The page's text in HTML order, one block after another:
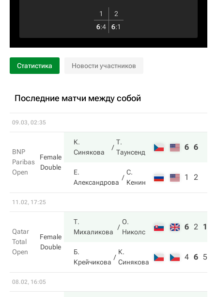
1
2
6:4 6:1
Статистика Новости участников
Последние матчи между собой
09.03, 02:35
BNP
Paribas
Open
Female
Double
К.
Синякова
Т.
Таунсенд
6 6
Е.
Александрова
С.
Кенин
1 2
11.02, 17:25
Qatar
Total
Open
Female
Double
Т.
Михаликова
О.
Николс
6 2 10
Б.
Крейчикова
К.
Синякова
4 6 5
08.02, 16:05